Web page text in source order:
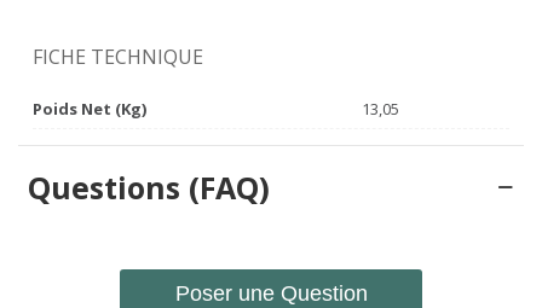
FICHE TECHNIQUE
Poids Net (Kg) 13,05
Questions (FAQ)
Poser une Question